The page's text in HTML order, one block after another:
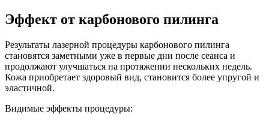
Эффект от карбонового пилинга
Результаты лазерной процедуры карбонового пилинга
становятся заметными уже в первые дни после сеанса и
продолжают улучшаться на протяжении нескольких недель.
Кожа приобретает здоровый вид, становится более упругой и
эластичной.
Видимые эффекты процедуры: